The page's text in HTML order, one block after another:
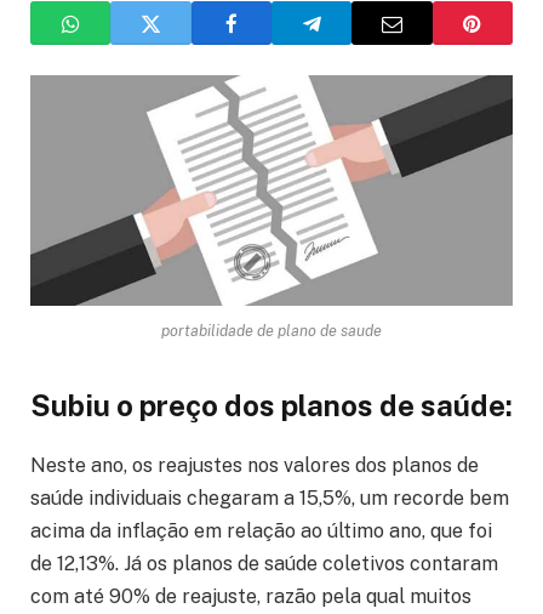
portabilidade de plano de saude
Subiu o preço dos planos de saúde:
Neste ano, os reajustes nos valores dos planos de
saúde individuais chegaram a 15,5%, um recorde bem
acima da inflação em relação ao último ano, que foi
de 12,13%. Já os planos de saúde coletivos contaram
com até 90% de reajuste, razão pela qual muitos